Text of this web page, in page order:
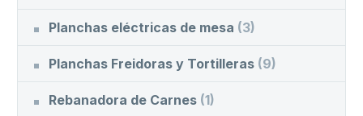
Planchas eléctricas de mesa (3)
Planchas Freidoras y Tortilleras (9)
Rebanadora de Carnes (1)